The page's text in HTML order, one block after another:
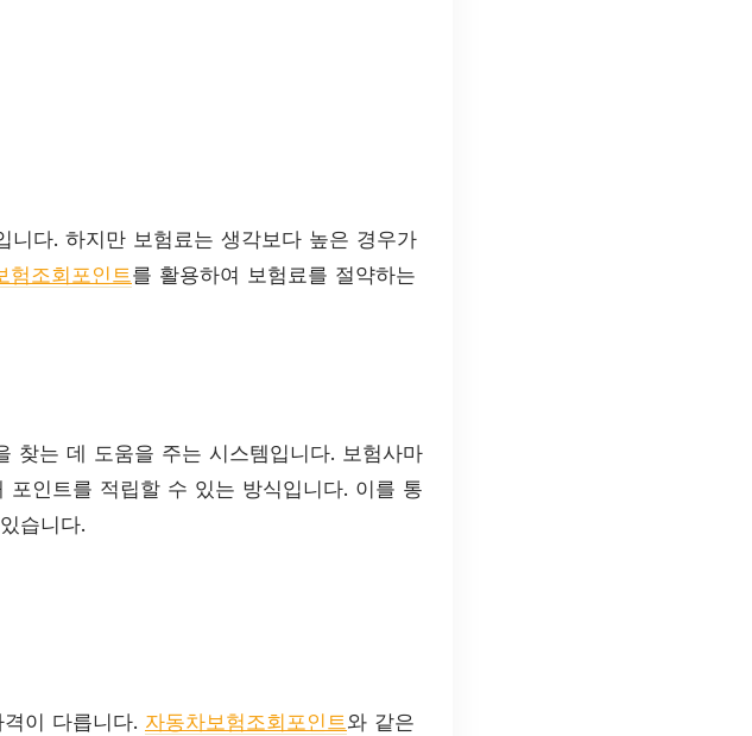
다. 하지만 보험료는 생각보다 높은 경우가
험조회포인트를 활용하여 보험료를 절약하는
찾는 데 도움을 주는 시스템입니다. 보험사마
인트를 적립할 수 있는 방식입니다. 이를 통
습니다.
이 다릅니다. 자동차보험조회포인트와 같은